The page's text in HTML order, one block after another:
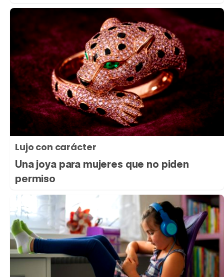
Lujo con carácter
Una joya para mujeres que no piden
permiso